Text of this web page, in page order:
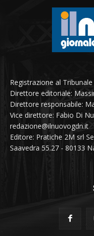
Registrazione al
Direttore editoriale:
Direttore responsabile:
Vice direttore: Fabio Di
redazione@ilnuovogdn.it
Editore: Pratiche 2M srl
Saavedra 55.27 - 80133